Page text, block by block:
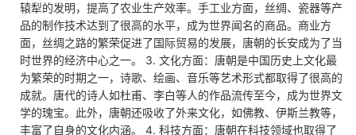
辕犁的发明，提高了农业生产效率。手工业方面，丝绸、瓷器等产
品的制作技术达到了很高的水平，成为世界闻名的商品。商业方
面，丝绸之路的繁荣促进了国际贸易的发展，唐朝的长安成为了当
时世界的经济中心之一。 3. 文化方面：唐朝是中国历史上文化最
为繁荣的时期之一，诗歌、绘画、音乐等艺术形式都取得了很高的
成就。唐代的诗人如杜甫、李白等人的作品流传至今，成为世界文
学的瑰宝。此外，唐朝还吸收了外来文化，如佛教、伊斯兰教等，
丰富了自身的文化内涵。 4. 科技方面：唐朝在科技领域也取得了